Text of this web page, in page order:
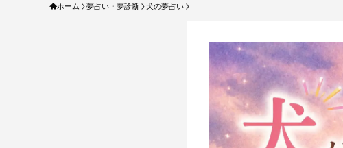
ホーム 夢占い・夢診断 犬の夢占い